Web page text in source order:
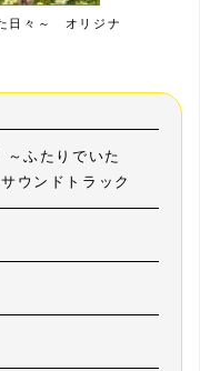
日々～ オリジナ
～ふたりでいた
ウンドトラック